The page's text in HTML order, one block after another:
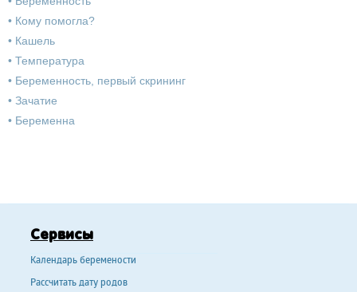
• Кому помогла?
• Кашель
• Температура
• Беременность, первый скрининг
• Зачатие
• Беременна
Сервисы
Календарь беремености
Рассчитать дату родов